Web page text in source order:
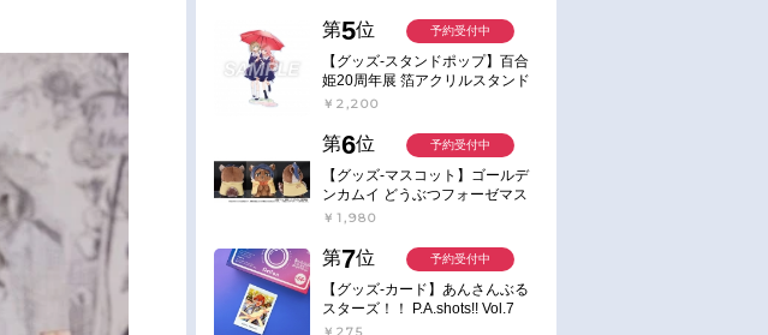
第5位
【グッズ-スタンドポップ】百合
姫20周年展 箔アクリルスタンド
E：あおのなち
￥2,200
予約受付中
第6位
【グッズ-マスコット】ゴールデ
ンカムイ どうぶつフォーゼマス
コット 6.鯉登少尉【再販】
￥1,980
予約受付中
第7位
【グッズ-カード】あんさんぶる
スターズ！！ P.A.shots!! Vol.7
Action
予約受付中